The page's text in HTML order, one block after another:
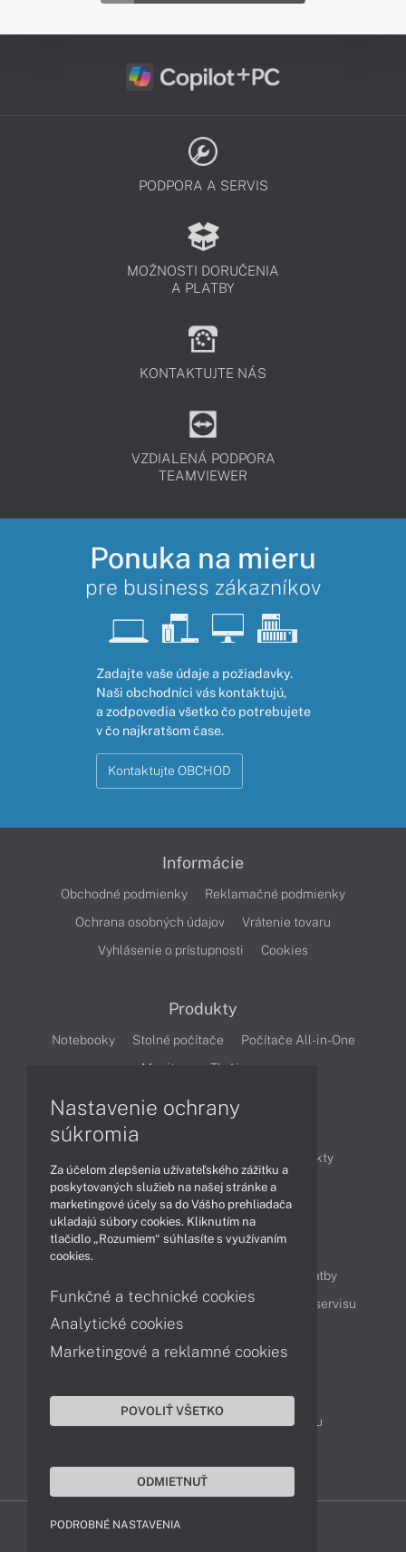
PODPORA A SERVIS
MOŽNOSTI DORUČENIA
A PLATBY
KONTAKTUJTE NÁS
VZDIALENÁ PODPORA
TEAMVIEWER
Ponuka na mieru
pre business zákazníkov
Zadajte vaše údaje a požiadavky.
Naši obchodníci vás kontaktujú,
a zodpovedia všetko čo potrebujete
v čo najkratšom čase.
Kontaktujte OBCHOD
Informácie
Obchodné podmienky
Reklamačné podmienky
Ochrana osobných údajov
Vrátenie tovaru
Vyhlásenie o prístupnosti
Cookies
Produkty
Notebooky Stolné počítače
Počítače All-in-One
Monitory
Tlačiarne
Produkty
Technológie
Videá
Obsah
Možnosti doručenia a platby
Podpora a servis
Servisné služby Cenník servisu
Kontakty
043 4224 771
Obchodné oddelenie
Reklamácia tovaru
Nastavenie ochrany
súkromia
Za účelom zlepšenia užívateľského zážitku a
poskytovaných služieb na našej stránke a
marketingové účely sa do Vášho prehliadača
ukladajú súbory cookies. Kliknutím na
tlačidlo „Rozumiem“ súhlasíte s využívaním
cookies.
Funkčné a technické cookies
Analytické cookies
Marketingové a reklamné cookies
POVOLIŤ VŠETKO
ODMIETNUŤ
PODROBNÉ NASTAVENIA